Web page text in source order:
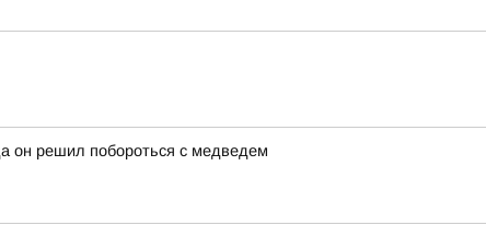
он решил побороться с медведем